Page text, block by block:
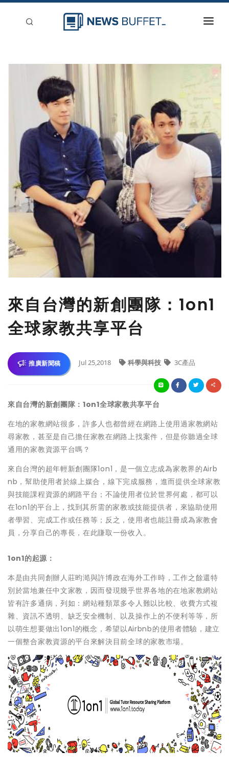
登入
刊登
​來自台灣的新創團隊：1on1
全球家教共享平台
推廣新聞稿 Jul 25,2018 科學與科技 3C產品
來自台灣的新創團隊： 1on1全球家教共享平台
在地的家教網站很多，許多人也都曾經在網路上使用過家教網站
尋家教，甚至是自己擔任家教在網路上找案件，但是你聽過全球
通用的家教資源平台嗎？
來自台灣的超年輕新創團隊1on1 ，是一個立志成為家教界的Airb
nb ，幫助使用者於線上媒合，線下完成服務，進而提供全球家教
與技能課程資源的網路平台；不論使用者位於世界何處，都可以
在1on1的平台上，找到其所需的家教或技能提供者，來協助使用
者學習、完成工作或任務等；反之，使用者也能註冊成為家教會
員，分享自己的專長，在此賺取一份收入。
1on1的起源：
本是由共同創辦人莊昀澔與許博政在海外工作時，工作之餘還特
別於當地兼任中文家教，因而發現幾乎世界各地的在地家教網站
皆有許多通病，列如：網站種類眾多令人難以比較、收費方式複
雜、資訊不透明、缺乏安全機制、以及操作上的不便利等等，所
以萌生想要做出1on1的概念，希望以Airbnb的使用者體驗，建立
一個整合家教資源的平台來解決目前全球的家教市場。